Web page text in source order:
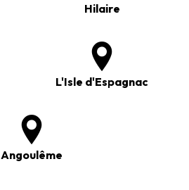
Hilaire
L'Isle d'Espagnac
Angoulême